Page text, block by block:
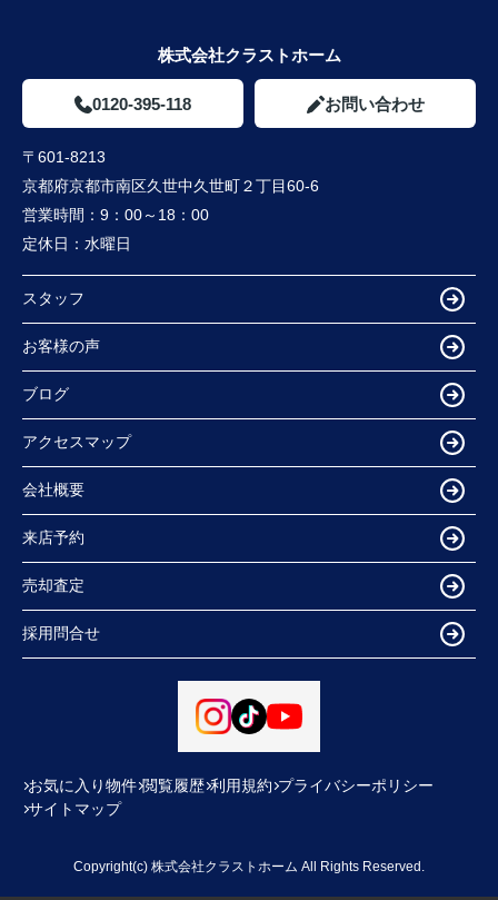
株式会社クラストホーム
0120-395-118 お問い合わせ
〒601-8213
京都府京都市南区久世中久世町２丁目60-6
営業時間： 9：00～18：00
定休日： 水曜日
スタッフ
お客様の声
ブログ
アクセスマップ
会社概要
来店予約
売却査定
採用問合せ
お気に入り物件 閲覧履歴 利用規約 プライバシーポリシー
サイトマップ
Copyright(c) 株式会社クラストホーム All Rights Reserved.